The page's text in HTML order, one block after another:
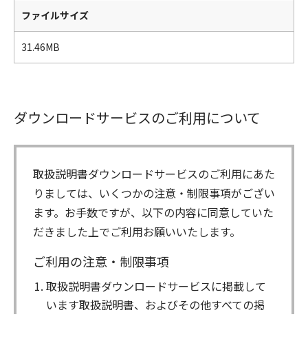
ファイルサイズ
31.46MB
ダウンロードサービスのご利用について
取扱説明書ダウンロードサービスのご利用にあた
りましては、いくつかの注意・制限事項がござい
ます。お手数ですが、以下の内容に同意していた
だきました上でご利用お願いいたします。
ご利用の注意・制限事項
取扱説明書ダウンロードサービスに掲載して
います取扱説明書、およびその他すべての掲